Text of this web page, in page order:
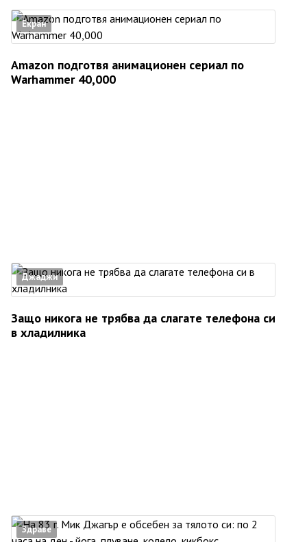
Екран
Amazon подготвя анимационен сериал по
Warhammer 40,000
Джаджи
Защо никога не трябва да слагате телефона си
в хладилника
Здраве